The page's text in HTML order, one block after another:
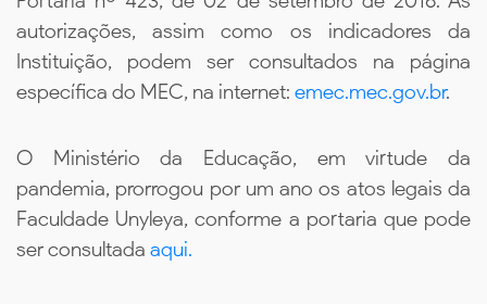
autorizações, assim como os indicadores da
Instituição, podem ser consultados na página
específica do MEC, na internet: emec.mec.gov.br.
O Ministério da Educação, em virtude da
pandemia, prorrogou por um ano os atos legais da
Faculdade Unyleya, conforme a portaria que pode
ser consultada aqui.